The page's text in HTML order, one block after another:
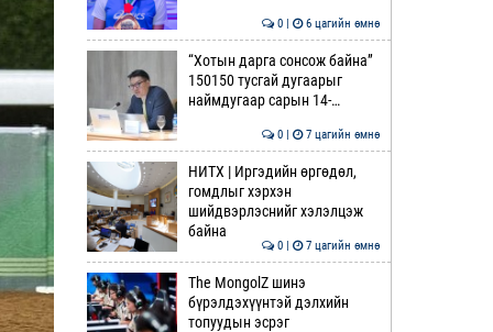
0 | 6 цагийн өмнө
“Хотын дарга сонсож байна”
150150 тусгай дугаарыг
наймдугаар сарын 14-…
0 | 7 цагийн өмнө
НИТХ | Иргэдийн өргөдөл,
гомдлыг хэрхэн
шийдвэрлэснийг хэлэлцэж
байна
0 | 7 цагийн өмнө
The MongolZ шинэ
бүрэлдэхүүнтэй дэлхийн
топуудын эсрэг